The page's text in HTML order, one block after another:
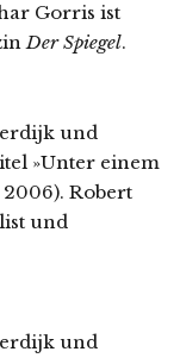
Gorris ist
Der Spiegel.
und
»Unter einem
2006). Robert
und
und